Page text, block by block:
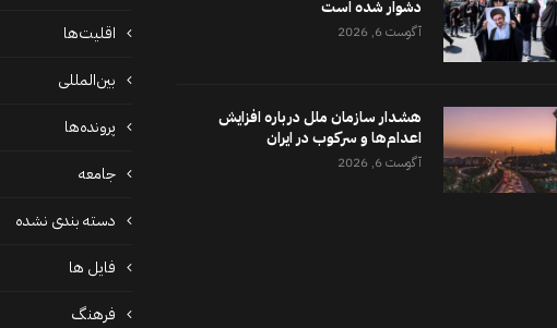
دشوار شده است
آگوست 6, 2026
هشدار سازمان ملل درباره افزایش
اعدام‌ها و سرکوب در ایران
آگوست 6, 2026
اقلیت‌ها
بین‌المللی
پرونده‌ها
جامعه
دسته بندی نشده
فايل ها
فرهنگ